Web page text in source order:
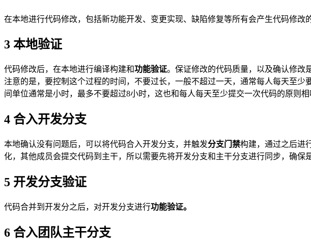
在本地进行代码修改，包括新功能开发、变更实现、缺陷修复等所有会产生代码修改
3 本地验证
代码修改后，在本地进行编译构建和功能验证。保证修改的代码质量，以及确认修改
注意的是，要控制这个过程的时间，不要过长，一般不超过一天，通常每人每天至
间单位通常是小时，最多不要超过8小时，这也和每人每天至少提交一次代码的原则相
4 合入开发分支
本地确认没有问题后，可以将代码合入开发分支，并触发分支门禁构建，通过之后进
化，其他成员会提交代码到主干，所以需要先将开发分支和主干分支进行同步，确保
5 开发分支验证
代码合并到开发分之后，对开发分支进行功能验证。
6 合入团队主干分支